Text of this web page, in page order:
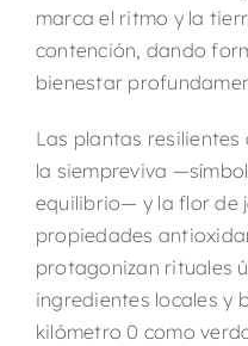
marca el ritmo y la
contención, dando
bienestar
Las plantas resilientes
la siempreviva
equilibrio— y la flor de
propiedades
protagonizan rituales
ingredientes locales y
kilómetro 0 como